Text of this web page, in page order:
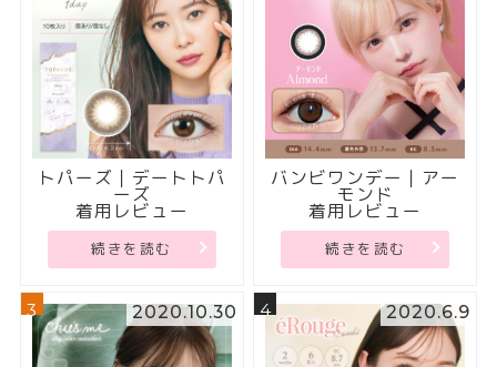
トパーズ｜デートトパ
ーズ
着用レビュー
続きを読む
バンビワンデー｜アー
モンド
着用レビュー
続きを読む
3 2020.10.30 4 2020.6.9